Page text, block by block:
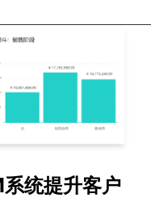
统提升客户